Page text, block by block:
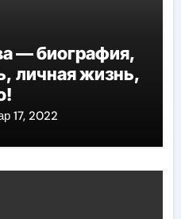
— биография,
личная жизнь,
17, 2022